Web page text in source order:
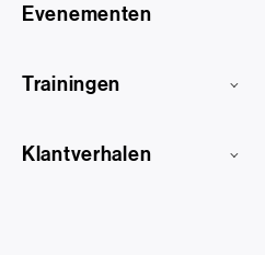
Evenementen
Trainingen
Klantverhalen